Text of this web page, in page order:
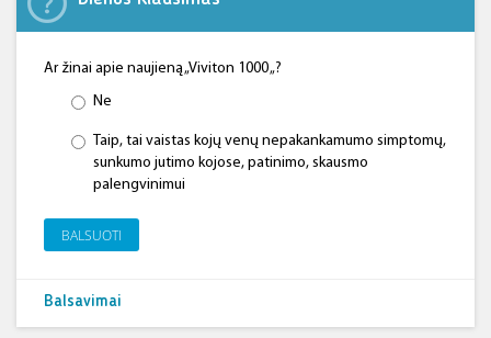
Ar žinai apie naujieną „Viviton 1000 „?
Ne
Taip, tai vaistas kojų venų nepakankamumo simptomų,
sunkumo jutimo kojose, patinimo, skausmo
palengvinimui
BALSUOTI
Balsavimai